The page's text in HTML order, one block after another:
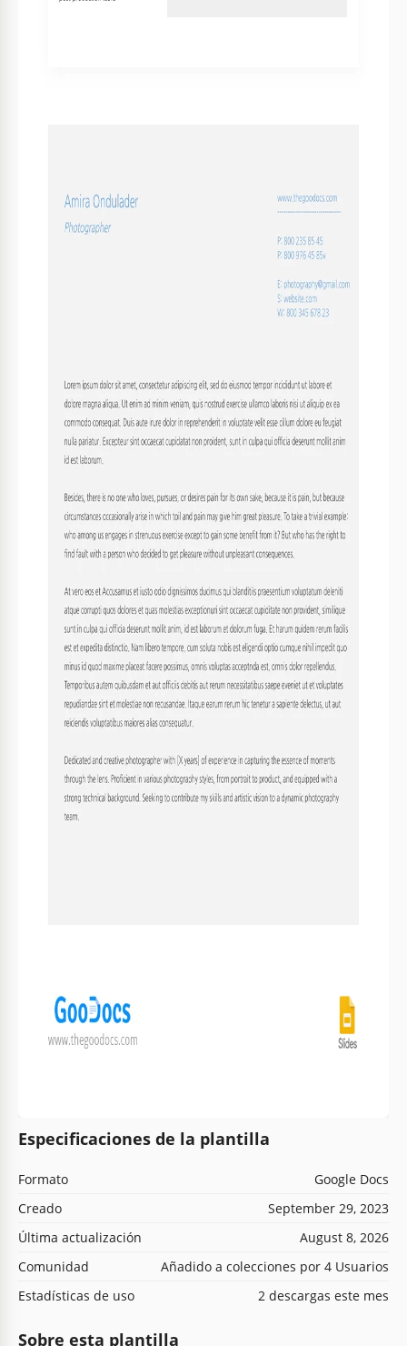
Especificaciones de la plantilla
Formato
Google Docs
Creado
September 29, 2023
Última actualización
August 8, 2026
Comunidad
Añadido a colecciones por 4 Usuarios
Estadísticas de uso
2 descargas este mes
Sobre esta plantilla